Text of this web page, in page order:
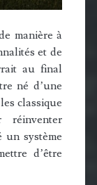
manière à
et de
au final
né d’une
classique
réinventer
système
d’être